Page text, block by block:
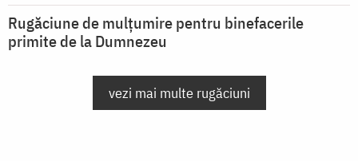
Rugăciune de mulțumire pentru binefacerile
primite de la Dumnezeu
vezi mai multe rugăciuni